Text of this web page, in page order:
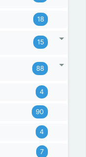
18
15
88
4
90
4
7